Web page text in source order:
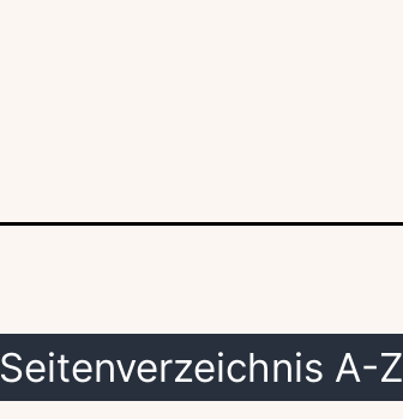
Seitenverzeichnis A-Z